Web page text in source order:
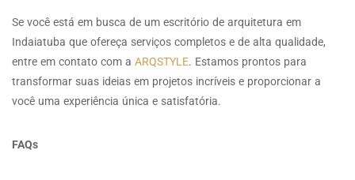
Se você está em busca de um escritório de arquitetura em
Indaiatuba que ofereça serviços completos e de alta qualidade,
entre em contato com a ARQSTYLE. Estamos prontos para
transformar suas ideias em projetos incríveis e proporcionar a
você uma experiência única e satisfatória.
FAQs